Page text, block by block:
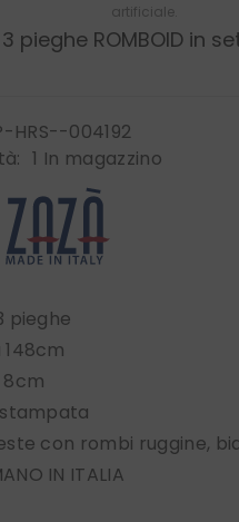
artificiale.
pieghe ROMBOID in
HRS--004192
1 In magazzino
pieghe
148cm
8cm
stampata
con rombi ruggine,
IN ITALIA